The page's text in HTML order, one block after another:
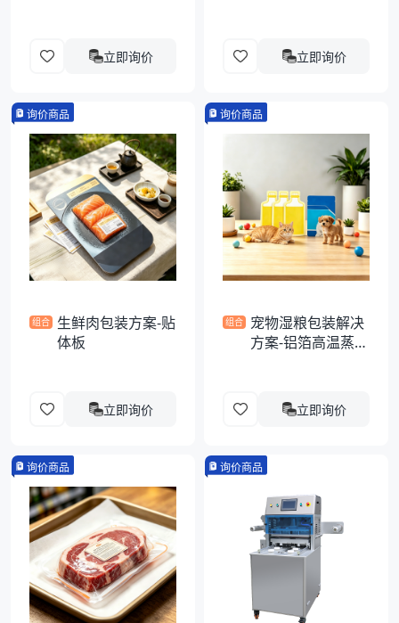
立即询价 立即询价
询价商品
组合 生鲜肉包装方案-贴
体板
立即询价
询价商品
组合 宠物湿粮包装解决
方案-铝箔高温蒸煮
立即询价
询价商品 询价商品